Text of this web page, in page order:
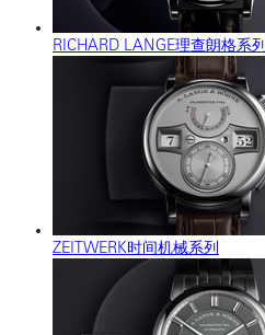
RICHARD LANGE理查朗格系列
ZEITWERK时间机械系列